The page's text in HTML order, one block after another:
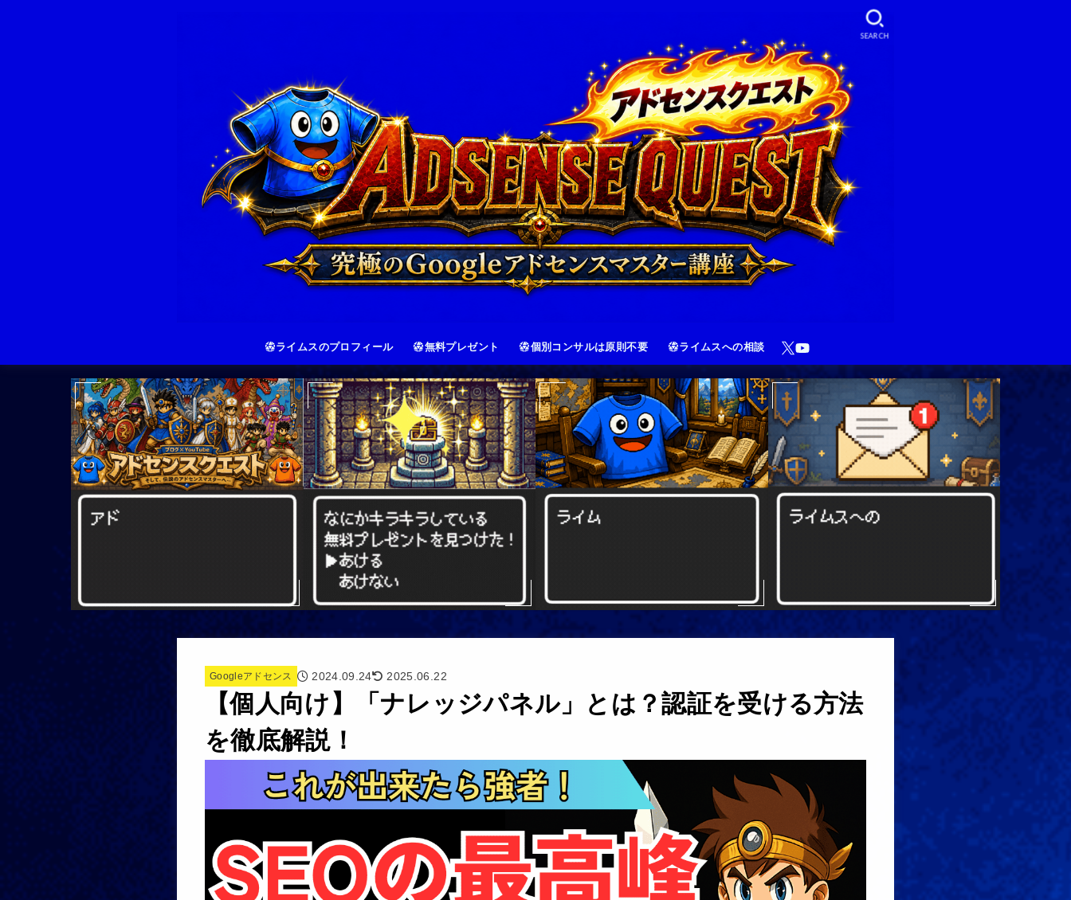
ライムスのプロフィール 無料プレゼント 個別コンサルは原則不要 ライムスへの相談
SEARCH
Googleアドセンス 2024.09.24 2025.06.22
【個人向け】「ナレッジパネル」とは？認証を受ける方法
を徹底解説！